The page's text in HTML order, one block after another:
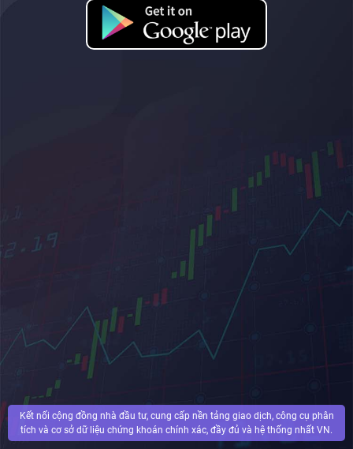
Kết nối cộng đồng nhà đầu tư, cung cấp nền tảng giao dịch, công cụ phân
tích và cơ sở dữ liệu chứng khoán chính xác, đầy đủ và hệ thống nhất VN.